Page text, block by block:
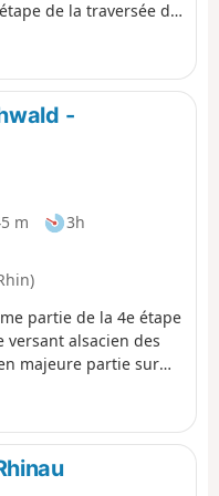
de la traversée du
même
Ces derniers sont
à colombages et ont
est lui aussi tout
-
m
3h
partie de la 4e étape
alsacien des
majeure partie sur
figurent un
de la mention